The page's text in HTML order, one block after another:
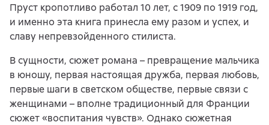
Пруст кропотливо работал 10 лет, с 1909 по 1919 год,
и именно эта книга принесла ему разом и успех, и
славу непревзойденного стилиста.
В сущности, сюжет романа – превращение мальчика
в юношу, первая настоящая дружба, первая любовь,
первые шаги в светском обществе, первые связи с
женщинами – вполне традиционный для Франции
сюжет «воспитания чувств». Однако сюжетная